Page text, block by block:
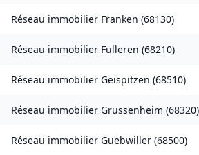
Réseau immobilier Franken (68130)
Réseau immobilier Fulleren (68210)
Réseau immobilier Geispitzen (68510)
Réseau immobilier Grussenheim (68320)
Réseau immobilier Guebwiller (68500)